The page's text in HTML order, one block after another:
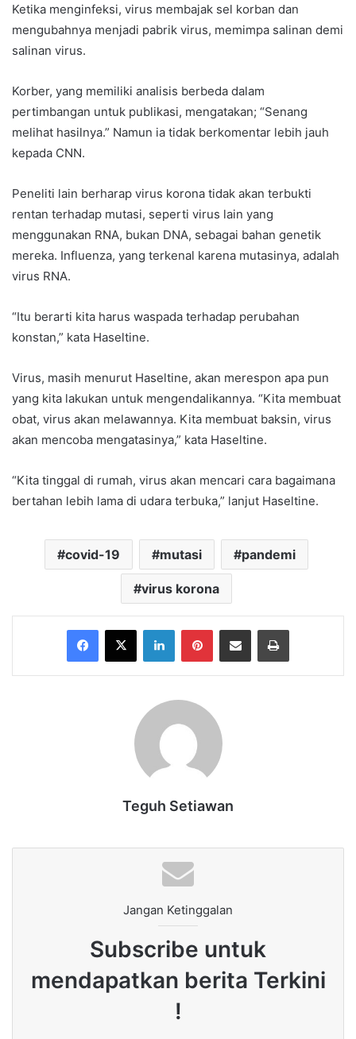
Ketika menginfeksi, virus membajak sel korban dan
mengubahnya menjadi pabrik virus, memimpa salinan demi
salinan virus.
Korber, yang memiliki analisis berbeda dalam
pertimbangan untuk publikasi, mengatakan; “Senang
melihat hasilnya.” Namun ia tidak berkomentar lebih jauh
kepada CNN.
Peneliti lain berharap virus korona tidak akan terbukti
rentan terhadap mutasi, seperti virus lain yang
menggunakan RNA, bukan DNA, sebagai bahan genetik
mereka. Influenza, yang terkenal karena mutasinya, adalah
virus RNA.
“Itu berarti kita harus waspada terhadap perubahan
konstan,” kata Haseltine.
Virus, masih menurut Haseltine, akan merespon apa pun
yang kita lakukan untuk mengendalikannya. “Kita membuat
obat, virus akan melawannya. Kita membuat baksin, virus
akan mencoba mengatasinya,” kata Haseltine.
“Kita tinggal di rumah, virus akan mencari cara bagaimana
bertahan lebih lama di udara terbuka,” lanjut Haseltine.
covid-19 mutasi pandemi
virus korona
Facebook
X LinkedInPinterestShare via Email Print
Teguh Setiawan
Jangan Ketinggalan
Subscribe untuk
mendapatkan berita Terkini
!